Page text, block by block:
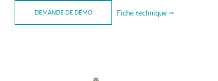
DEMANDE DE DÉMO Fiche technique ⭢